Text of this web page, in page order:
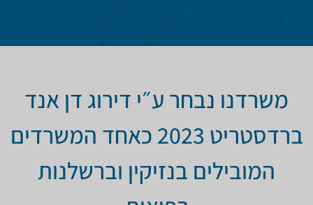
משרדנו נבחר ע״י דירוג דן אנד
ברדסטריט 2023 כאחד המשרדים
המובילים בנזיקין וברשלנות